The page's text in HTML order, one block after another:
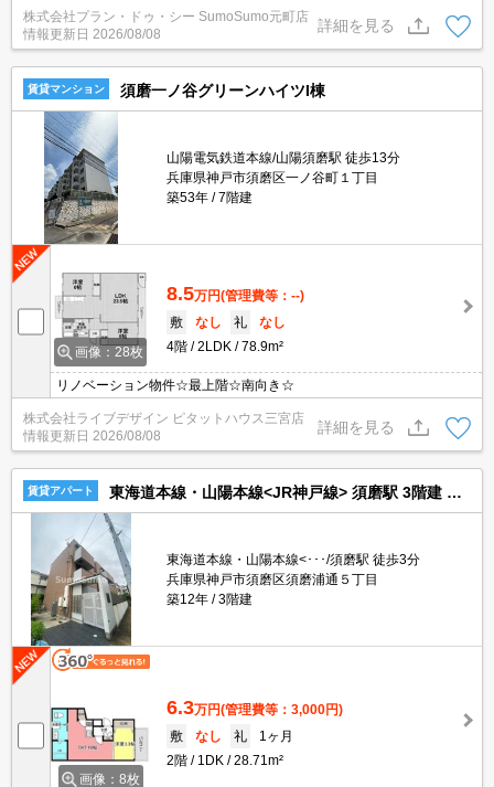
料不要など豊富に揃っており、過ごしやすいお部屋になっておりま
す。来客時にはTVインターホンを使用して訪問者の顔を確認するこ
とができるので防犯対策につながります。閑静な住宅地にある物件
株式会社プラン・ドゥ・シー SumoSumo元町店
情報更新日 2026/08/08
詳細を見る
賃貸マンション 須磨一ノ谷グリーンハイツI棟
山陽電気鉄道本線/山陽須磨駅 徒歩13分
兵庫県神戸市須磨区一ノ谷町１丁目
築53年
7階建
画像：28枚
8.5万円(管理費等：--)
敷
なし 礼
なし
4階
2LDK 78.9m²
リノベーション物件☆最上階☆南向き☆
株式会社ライブデザイン ピタットハウス三宮店
情報更新日 2026/08/08
詳細を見る
賃貸アパート 東海道本線・山陽本線<JR神戸線> 須磨駅 3階建 築12年
東海道本線・山陽本線<･･･/須磨駅 徒歩3分
兵庫県神戸市須磨区須磨浦通５丁目
築12年
3階建
画像：8枚
6.3万円(管理費等：3,000円)
敷
なし 礼
1ヶ月
2階
1DK 28.71m²